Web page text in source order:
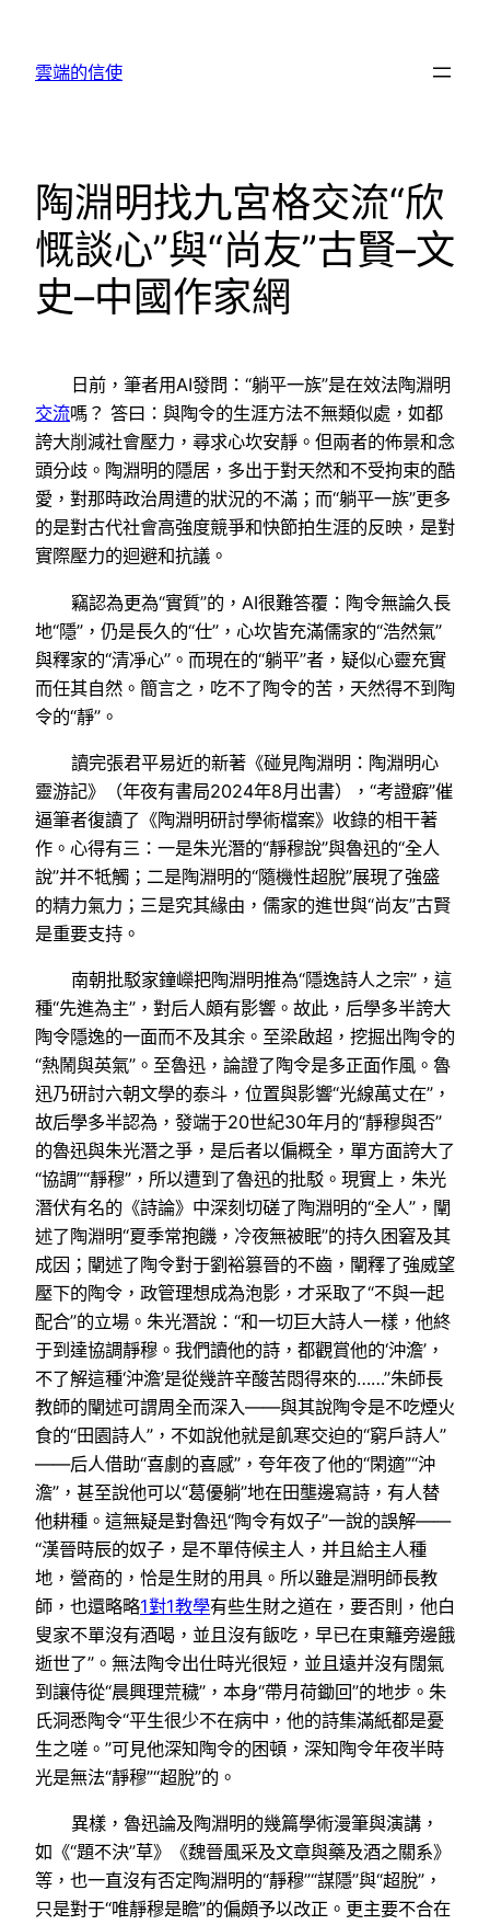
雲端的信使
陶淵明找九宮格交流“欣
慨談心”與“尚友”古賢–文
史–中國作家網
日前，筆者用AI發問：“躺平一族”是在效法陶淵明
交流嗎？ 答曰：與陶令的生涯方法不無類似處，如都
誇大削減社會壓力，尋求心坎安靜。但兩者的佈景和念
頭分歧。陶淵明的隱居，多出于對天然和不受拘束的酷
愛，對那時政治周遭的狀況的不滿；而“躺平一族”更多
的是對古代社會高強度競爭和快節拍生涯的反映，是對
實際壓力的迴避和抗議。
竊認為更為“實質”的，AI很難答覆：陶令無論久長
地“隱”，仍是長久的“仕”，心坎皆充滿儒家的“浩然氣”
與釋家的“清凈心”。而現在的“躺平”者，疑似心靈充實
而任其自然。簡言之，吃不了陶令的苦，天然得不到陶
令的“靜”。
讀完張君平易近的新著《碰見陶淵明：陶淵明心
靈游記》（年夜有書局2024年8月出書），“考證癖”催
逼筆者復讀了《陶淵明研討學術檔案》收錄的相干著
作。心得有三：一是朱光潛的“靜穆說”與魯迅的“全人
說”并不牴觸；二是陶淵明的“隨機性超脫”展現了強盛
的精力氣力；三是究其緣由，儒家的進世與“尚友”古賢
是重要支持。
南朝批駁家鐘嶸把陶淵明推為“隱逸詩人之宗”，這
種“先進為主”，對后人頗有影響。故此，后學多半誇大
陶令隱逸的一面而不及其余。至梁啟超，挖掘出陶令的
“熱鬧與英氣”。至魯迅，論證了陶令是多正面作風。魯
迅乃研討六朝文學的泰斗，位置與影響“光線萬丈在”，
故后學多半認為，發端于20世紀30年月的“靜穆與否”
的魯迅與朱光潛之爭，是后者以偏概全，單方面誇大了
“協調”“靜穆”，所以遭到了魯迅的批駁。現實上，朱光
潛伏有名的《詩論》中深刻切磋了陶淵明的“全人”，闡
述了陶淵明“夏季常抱饑，冷夜無被眠”的持久困窘及其
成因；闡述了陶令對于劉裕篡晉的不齒，闡釋了強威望
壓下的陶令，政管理想成為泡影，才采取了“不與一起
配合”的立場。朱光潛說：“和一切巨大詩人一樣，他終
于到達協調靜穆。我們讀他的詩，都觀賞他的‘沖澹’，
不了解這種‘沖澹’是從幾許辛酸苦悶得來的……”朱師長
教師的闡述可謂周全而深入——與其說陶令是不吃煙火
食的“田園詩人”，不如說他就是飢寒交迫的“窮戶詩人”
——后人借助“喜劇的喜感”，夸年夜了他的“閑適”“沖
澹”，甚至說他可以“葛優躺”地在田壟邊寫詩，有人替
他耕種。這無疑是對魯迅“陶令有奴子”一說的誤解——
“漢晉時辰的奴子，是不單侍候主人，并且給主人種
地，營商的，恰是生財的用具。所以雖是淵明師長教
師，也還略略1對1教學有些生財之道在，要否則，他白
叟家不單沒有酒喝，並且沒有飯吃，早已在東籬旁邊餓
逝世了”。無法陶令出仕時光很短，並且遠并沒有闊氣
到讓侍從“晨興理荒穢”，本身“帶月荷鋤回”的地步。朱
氏洞悉陶令“平生很少不在病中，他的詩集滿紙都是憂
生之嗟。”可見他深知陶令的困頓，深知陶令年夜半時
光是無法“靜穆”“超脫”的。
異樣，魯迅論及陶淵明的幾篇學術漫筆與演講，
如《“題不決”草》《魏晉風采及文章與藥及酒之關系》
等，也一直沒有否定陶淵明的“靜穆”“謀隱”與“超脫”，
只是對于“唯靜穆是瞻”的偏頗予以改正。更主要不合在